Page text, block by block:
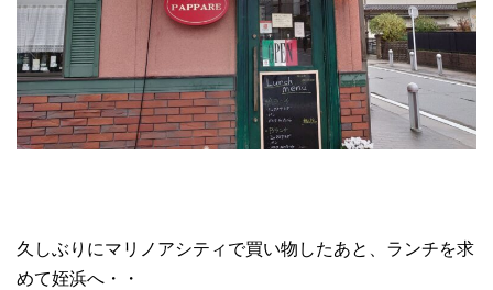
久しぶりにマリノアシティで買い物したあと、ランチを求
めて姪浜へ・・